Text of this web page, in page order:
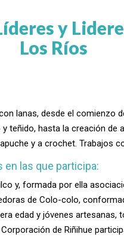
y
Los Ríos
lanas, desde el comienzo
teñido, hasta la creación de
y a crochet. Trabajos
en las que participa:
y, formada por ella
de Colo-colo,
edad y jóvenes artesanas,
de Riñihue